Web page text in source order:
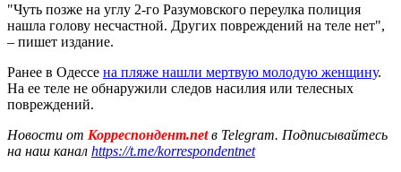
"Чуть позже на углу 2-го Разумовского переулка полиция
нашла голову несчастной. Других повреждений на теле нет",
– пишет издание.
Ранее в Одессе на пляже нашли мертвую молодую женщину.
На ее теле не обнаружили следов насилия или телесных
повреждений.
Новости от Корреспондент.netв Telegram. Подписывайтесь
на наш канал https://t.me/korrespondentnet